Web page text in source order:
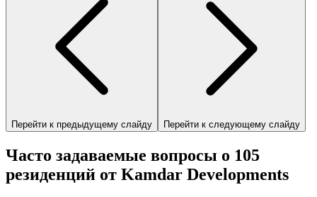
Перейти к предыдущему слайду Перейти к следующему слайду
Часто задаваемые вопросы о 105
резиденций от Kamdar Developments